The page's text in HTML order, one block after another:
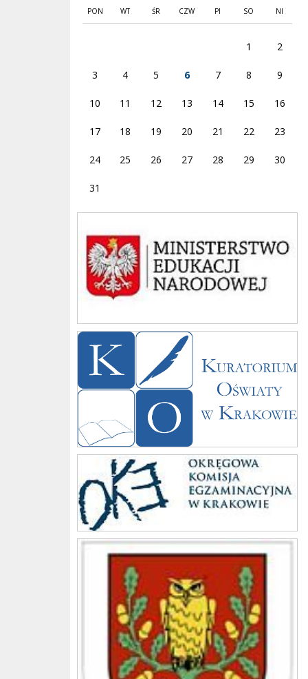
PON WT ŚR CZW PI SO NI
1 2
3 4 5 6 7 8 9
10 11 12 13 14 15 16
17 18 19 20 21 22 23
24 25 26 27 28 29 30
31
Ministerstwo
Kuratorium
Komisja
Gmina